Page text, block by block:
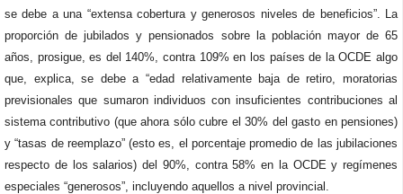
se debe a una “extensa cobertura y generosos niveles de beneficios”. La
proporción de jubilados y pensionados sobre la población mayor de 65
años, prosigue, es del 140%, contra 109% en los países de la OCDE algo
que, explica, se debe a “edad relativamente baja de retiro, moratorias
previsionales que sumaron individuos con insuficientes contribuciones al
sistema contributivo (que ahora sólo cubre el 30% del gasto en pensiones)
y “tasas de reemplazo” (esto es, el porcentaje promedio de las jubilaciones
respecto de los salarios) del 90%, contra 58% en la OCDE y regímenes
especiales “generosos”, incluyendo aquellos a nivel provincial.